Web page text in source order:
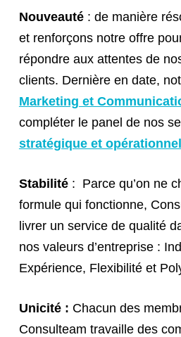
Nouveauté: de manière
et renforçons notre offre
répondre aux attentes de
clients. Dernière en date,
Marketing et
compléter le panel de nos
stratégique et opérationnel
Stabilité: Parce qu’on ne
formule qui fonctionne,
livrer un service de qualité
nos valeurs d’entreprise :
Expérience, Flexibilité et
Unicité : Chacun des
Consulteam travaille des